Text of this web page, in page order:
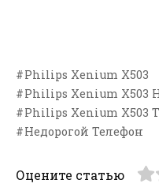
Philips Xenium X503
Philips Xenium X503
Philips Xenium X503
Недорогой Телефон
Оцените статью